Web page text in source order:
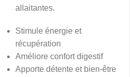
allaitantes.
Stimule énergie et
récupération
Améliore confort digestif
Apporte détente et bien-être